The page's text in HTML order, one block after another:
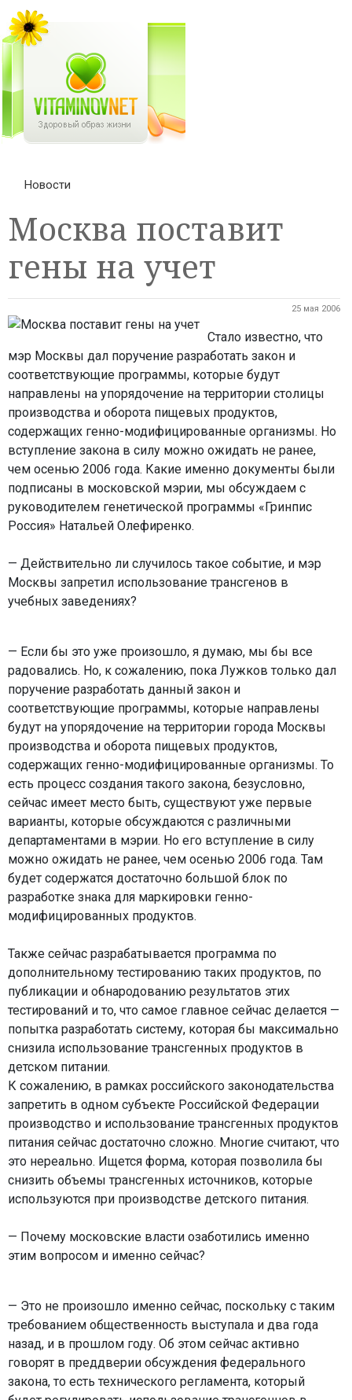
Новости
Москва поставит
гены на учет
25 мая 2006
Стало известно, что
мэр Москвы дал поручение разработать закон и
соответствующие программы, которые будут
направлены на упорядочение на территории столицы
производства и оборота пищевых продуктов,
содержащих генно-модифицированные организмы. Но
вступление закона в силу можно ожидать не ранее,
чем осенью 2006 года. Какие именно документы были
подписаны в московской мэрии, мы обсуждаем с
руководителем генетической программы «Гринпис
Россия» Натальей Олефиренко.
— Действительно ли случилось такое событие, и мэр
Москвы запретил использование трансгенов в
учебных заведениях?
— Если бы это уже произошло, я думаю, мы бы все
радовались. Но, к сожалению, пока Лужков только дал
поручение разработать данный закон и
соответствующие программы, которые направлены
будут на упорядочение на территории города Москвы
производства и оборота пищевых продуктов,
содержащих генно-модифицированные организмы. То
есть процесс создания такого закона, безусловно,
сейчас имеет место быть, существуют уже первые
варианты, которые обсуждаются с различными
департаментами в мэрии. Но его вступление в силу
можно ожидать не ранее, чем осенью 2006 года. Там
будет содержатся достаточно большой блок по
разработке знака для маркировки генно-
модифицированных продуктов.
Также сейчас разрабатывается программа по
дополнительному тестированию таких продуктов, по
публикации и обнародованию результатов этих
тестирований и то, что самое главное сейчас делается —
попытка разработать систему, которая бы максимально
снизила использование трансгенных продуктов в
детском питании.
К сожалению, в рамках российского законодательства
запретить в одном субъекте Российской Федерации
производство и использование трансгенных продуктов
питания сейчас достаточно сложно. Многие считают, что
это нереально. Ищется форма, которая позволила бы
снизить объемы трансгенных источников, которые
используются при производстве детского питания.
— Почему московские власти озаботились именно
этим вопросом и именно сейчас?
— Это не произошло именно сейчас, поскольку с таким
требованием общественность выступала и два года
назад, и в прошлом году. Об этом сейчас активно
говорят в преддверии обсуждения федерального
закона, то есть технического регламента, который